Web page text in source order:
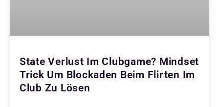
State Verlust Im Clubgame? Mindset
Trick Um Blockaden Beim Flirten Im
Club Zu Lösen